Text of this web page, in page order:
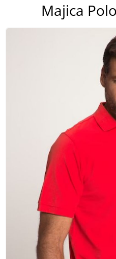
Majica